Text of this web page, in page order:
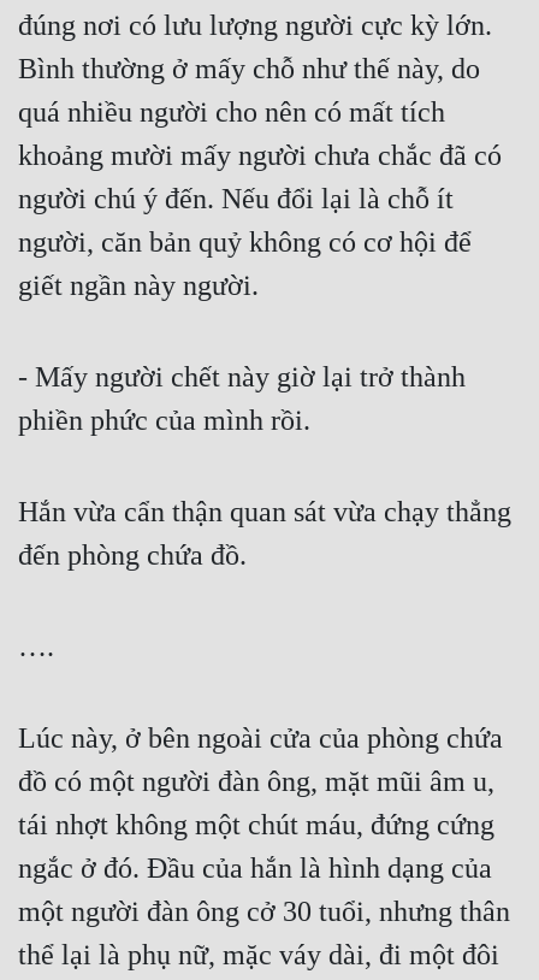
đúng nơi có lưu lượng người cực kỳ lớn.
Bình thường ở mấy chỗ như thế này, do
quá nhiều người cho nên có mất tích
khoảng mười mấy người chưa chắc đã có
người chú ý đến. Nếu đổi lại là chỗ ít
người, căn bản quỷ không có cơ hội để
giết ngần này người.
- Mấy người chết này giờ lại trở thành
phiền phức của mình rồi.
Hắn vừa cẩn thận quan sát vừa chạy thẳng
đến phòng chứa đồ.
….
Lúc này, ở bên ngoài cửa của phòng chứa
đồ có một người đàn ông, mặt mũi âm u,
tái nhợt không một chút máu, đứng cứng
ngắc ở đó. Đầu của hắn là hình dạng của
một người đàn ông cở 30 tuổi, nhưng thân
thể lại là phụ nữ, mặc váy dài, đi một đôi